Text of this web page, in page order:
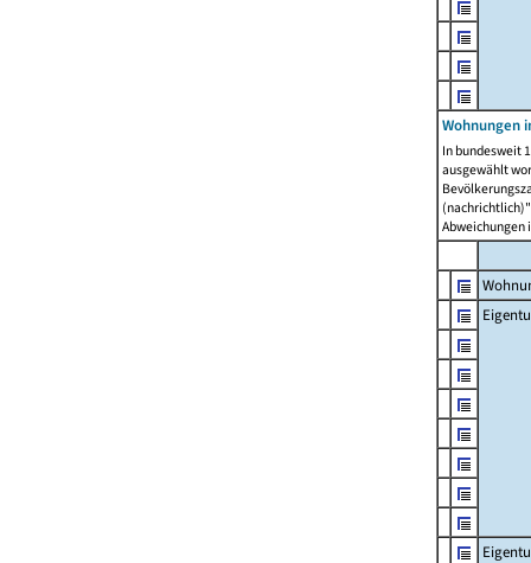
Wohnungen
In bundesweit
ausgewählt
Abweichungen